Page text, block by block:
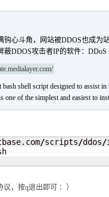
钩心斗角，网站被DDOS也成为
DDOS攻击者IP的软件：DDoS
shell script designed to assist
one of the simplest and easiest to
/scripts/ddos/
，按q退出即可 ：）